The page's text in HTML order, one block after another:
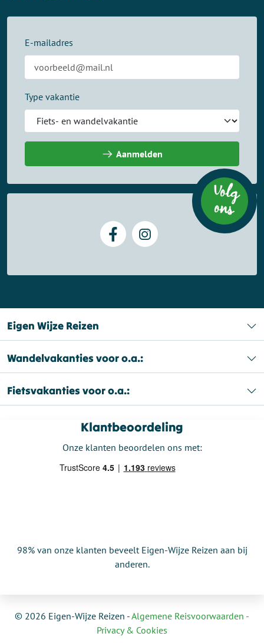
E-mailadres
Type vakantie
Aanmelden
Volg
on
s
Eigen Wijze Reizen
Wandelvakanties voor o.a.:
Fietsvakanties voor o.a.:
Klantbeoordeling
Onze klanten beoordelen ons met:
98% van onze klanten beveelt Eigen-Wijze Reizen aan bij
anderen.
© 2026 Eigen-Wijze Reizen -Algemene Reisvoorwaarden -
Privacy & Cookies